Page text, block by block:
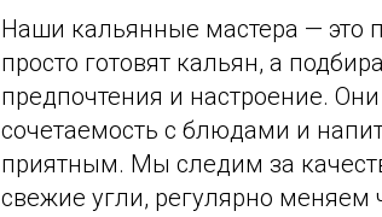
Наши кальянные мастера — это
просто готовят кальян, а
предпочтения и настроение.
сочетаемость с блюдами и
приятным. Мы следим за
свежие угли, регулярно